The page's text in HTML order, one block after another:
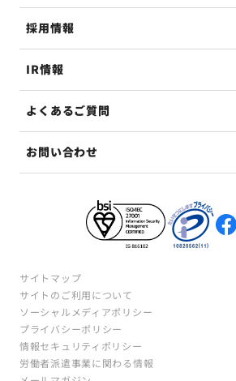
採用情報
IR情報
よくあるご質問
お問い合わせ
サイトマップ
サイトのご利用について
ソーシャルメディアポリシー
プライバシーポリシー
情報セキュリティポリシー
労働者派遣事業に関わる情報